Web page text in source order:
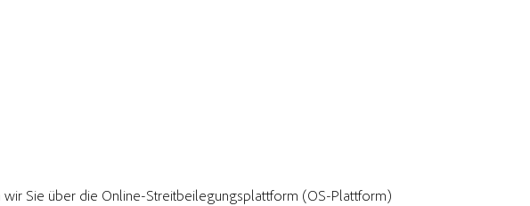
Sie über die Online-Streitbeilegungsplattform (OS-Plattform)